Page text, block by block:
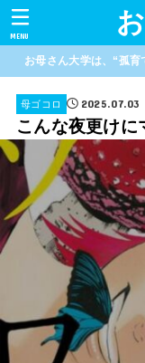
MENU
お母さん大学は、“孤
母ゴコロ 2025.07.03
こんな夜更けに